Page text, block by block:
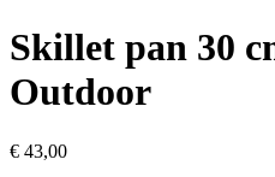
Skillet pan 30
Outdoor
€ 43,00